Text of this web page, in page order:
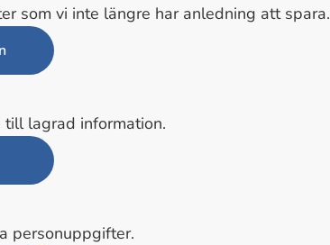
som vi inte längre har anledning att spara.
till lagrad information.
personuppgifter.